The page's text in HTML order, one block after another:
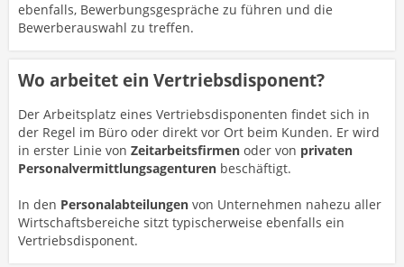
ebenfalls, Bewerbungsgespräche zu führen und die
Bewerberauswahl zu treffen.
Wo arbeitet ein Vertriebsdisponent?
Der Arbeitsplatz eines Vertriebsdisponenten findet sich in
der Regel im Büro oder direkt vor Ort beim Kunden. Er wird
in erster Linie von Zeitarbeitsfirmen oder von privaten
Personalvermittlungsagenturen beschäftigt.
In den Personalabteilungen von Unternehmen nahezu aller
Wirtschaftsbereiche sitzt typischerweise ebenfalls ein
Vertriebsdisponent.